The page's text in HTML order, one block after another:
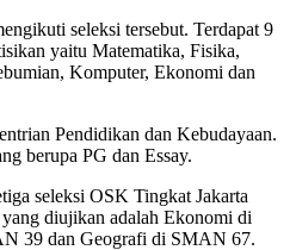
seleksi tersebut. Terdapat 9
yaitu Matematika, Fisika,
Komputer, Ekonomi dan
Pendidikan dan Kebudayaan.
berupa PG dan Essay.
seleksi OSK Tingkat Jakarta
diujikan adalah Ekonomi di
39 dan Geografi di SMAN 67.